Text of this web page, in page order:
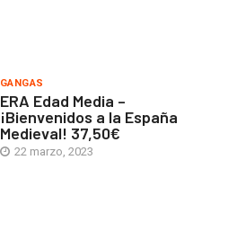
GANGAS
ERA Edad Media –
¡Bienvenidos a la España
Medieval! 37,50€
22 marzo, 2023